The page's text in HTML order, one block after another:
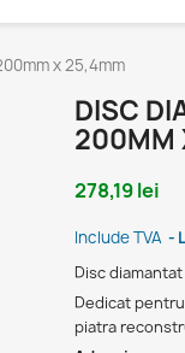
x 25,4mm
DISC
200MM
278,19 lei
Include TVA
Disc
Dedicat
piatra